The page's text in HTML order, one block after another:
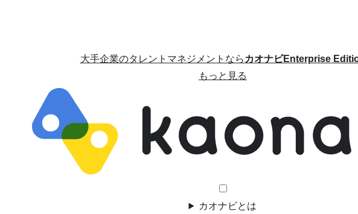
大手企業のタレントマネジメントならカオナビEnterprise
もっと見る
カオナビとは